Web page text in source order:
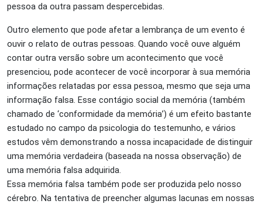
pessoa da outra passam despercebidas.
Outro elemento que pode afetar a lembrança de um evento é
ouvir o relato de outras pessoas. Quando você ouve alguém
contar outra versão sobre um acontecimento que você
presenciou, pode acontecer de você incorporar à sua memória
informações relatadas por essa pessoa, mesmo que seja uma
informação falsa. Esse contágio social da memória (também
chamado de ‘conformidade da memória’) é um efeito bastante
estudado no campo da psicologia do testemunho, e vários
estudos vêm demonstrando a nossa incapacidade de distinguir
uma memória verdadeira (baseada na nossa observação) de
uma memória falsa adquirida.
Essa memória falsa também pode ser produzida pelo nosso
cérebro. Na tentativa de preencher algumas lacunas em nossas